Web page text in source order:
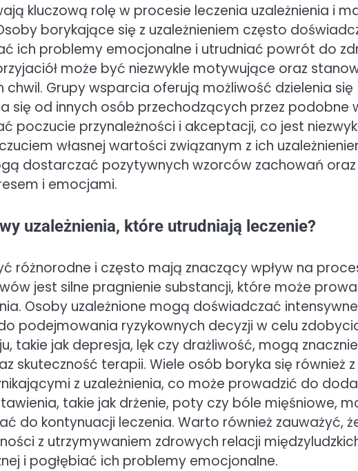
kluczową rolę w procesie leczenia uzależnienia i
borykające się z uzależnieniem często
ich problemy emocjonalne i utrudniać powrót do
może być niezwykle motywujące oraz
Grupy wsparcia oferują możliwość dzielenia się
się od innych osób przechodzących przez podobne
poczucie przynależności i akceptacji, co jest
własnej wartości związanym z ich
dostarczać pozytywnych wzorców zachowań
i emocjami.
uzależnienia, które utrudniają leczenie?
różnorodne i często mają znaczący wpływ na
jest silne pragnienie substancji, które może
Osoby uzależnione mogą doświadczać
podejmowania ryzykownych decyzji w celu
takie jak depresja, lęk czy drażliwość, mogą
skuteczność terapii. Wiele osób boryka się również z
z uzależnienia, co może prowadzić do
takie jak drżenie, poty czy bóle mięśniowe,
do kontynuacji leczenia. Warto również zauważyć,
z utrzymywaniem zdrowych relacji
i pogłębiać ich problemy emocjonalne.